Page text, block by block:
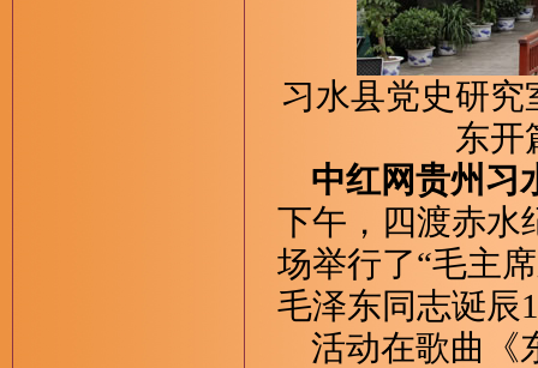
习水县党史研
东开
中红网贵州习
下午，四渡赤水
场举行了“毛主
毛泽东同志诞辰
活动在歌曲《